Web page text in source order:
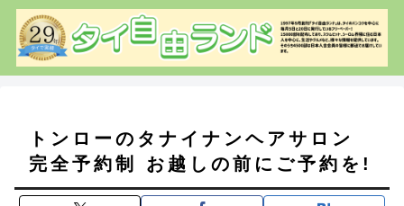
トンローのタナイナンヘアサロン
完全予約制 お越しの前にご予約を!